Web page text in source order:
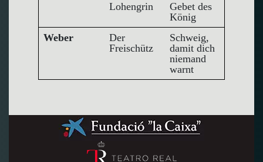
Lohengrin
Gebet des
König
Weber
Der
Freischütz
Schweig,
damit dich
niemand
warnt